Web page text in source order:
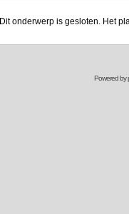
Dit onderwerp is gesloten. Het
Powered by